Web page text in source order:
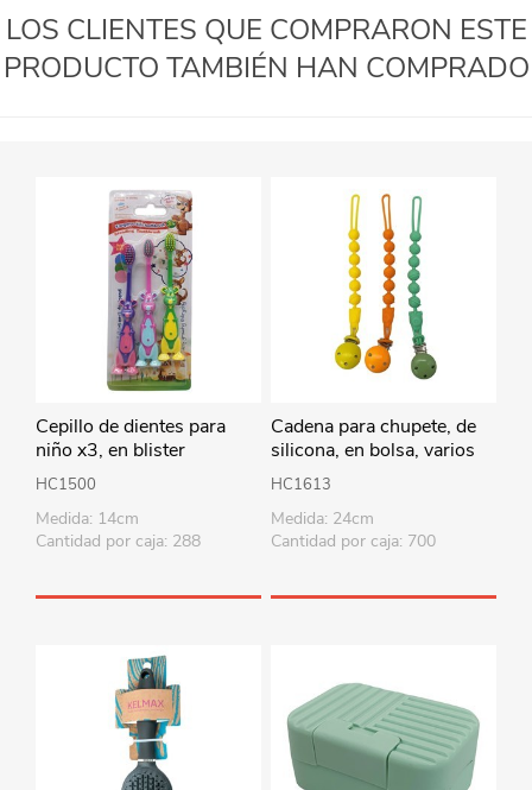
LOS CLIENTES QUE COMPRARON ESTE
PRODUCTO TAMBIÉN HAN COMPRADO
Cepillo de dientes para
niño x3, en blister
HC1500
Medida: 14cm
Cantidad por caja: 288
Cadena para chupete, de
silicona, en bolsa, varios
colores
HC1613
Medida: 24cm
Cantidad por caja: 700